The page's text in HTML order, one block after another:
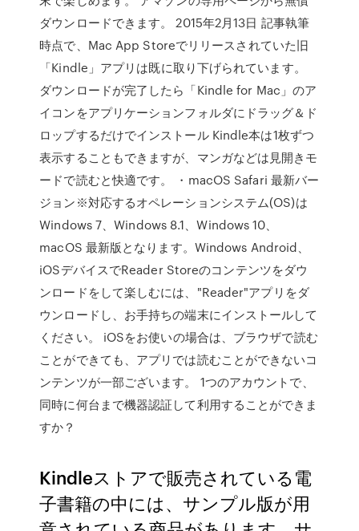
ダウンロードできます。 2015年2月13日 記事執筆
時点で、Mac App Storeでリリースされていた旧
「Kindle」アプリは既に取り下げられています。
ダウンロードが完了したら「Kindle for Mac」のア
イコンをアプリケーションフォルダにドラッグ＆ド
ロップするだけでインストール Kindle本は1枚ずつ
表示することもできますが、マンガなどは見開きモ
ードで読むと快適です。 ・macOS Safari 最新バー
ジョン※対応するオペレーションシステム(OS)は
Windows 7、Windows 8.1、Windows 10、
macOS 最新版となります。Windows Android、
iOSデバイスでReader Storeのコンテンツをダウ
ンロードをして楽しむには、"Reader"アプリをダ
ウンロードし、お手持ちの端末にインストールして
ください。 iOSをお使いの場合は、ブラウザで読む
ことができても、アプリでは読むことができないコ
ンテンツが一部ございます。 1つのアカウントで、
同時に何台まで機器認証して利用することができま
すか？
Kindleストアで販売されている電
子書籍の中には、サンプル版が用